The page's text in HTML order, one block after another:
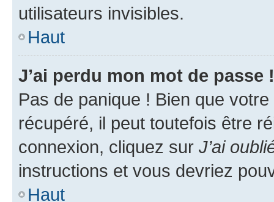
utilisateurs invisibles.
Haut
J’ai perdu mon mot de passe !
Pas de panique ! Bien que
récupéré, il peut toutefois être
connexion, cliquez sur J’ai
instructions et vous devriez
Haut